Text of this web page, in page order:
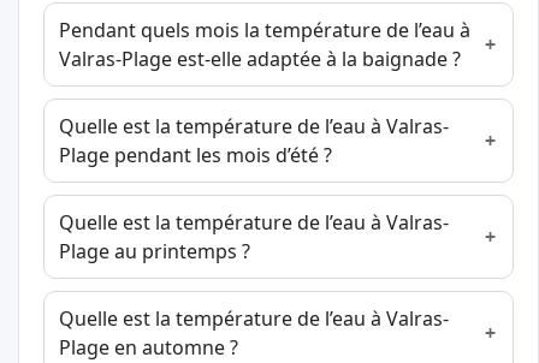
Pendant quels mois la température de l’eau à
Valras-Plage est-elle adaptée à la baignade ?
Quelle est la température de l’eau à Valras-
Plage pendant les mois d’été ?
Quelle est la température de l’eau à Valras-
Plage au printemps ?
Quelle est la température de l’eau à Valras-
Plage en automne ?